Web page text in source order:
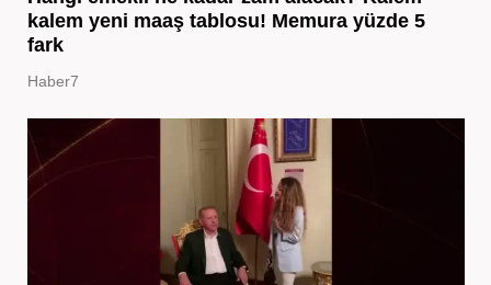
kalem yeni maaş tablosu! Memura yüzde 5
fark
Haber7